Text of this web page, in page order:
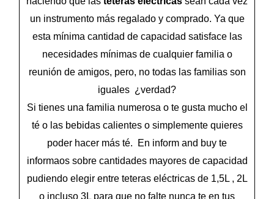
un instrumento más regalado y comprado. Ya que
esta mínima cantidad de capacidad satisface las
necesidades mínimas de cualquier familia o
reunión de amigos, pero, no todas las familias son
iguales ¿verdad?
Si tienes una familia numerosa o te gusta mucho el
té o las bebidas calientes o simplemente quieres
poder hacer más té. En inform and buy te
informaos sobre cantidades mayores de capacidad
pudiendo elegir entre teteras eléctricas de 1,5L , 2L
o incluso 3L para que no falte nunca te en tus